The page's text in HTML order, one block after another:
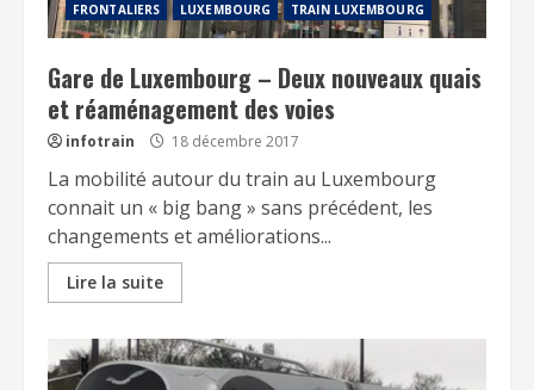
FRONTALIERS LUXEMBOURG TRAIN LUXEMBOURG
Gare de Luxembourg – Deux nouveaux quais
et réaménagement des voies
infotrain 18 décembre 2017
La mobilité autour du train au Luxembourg
connait un « big bang » sans précédent, les
changements et améliorations...
Lire la suite